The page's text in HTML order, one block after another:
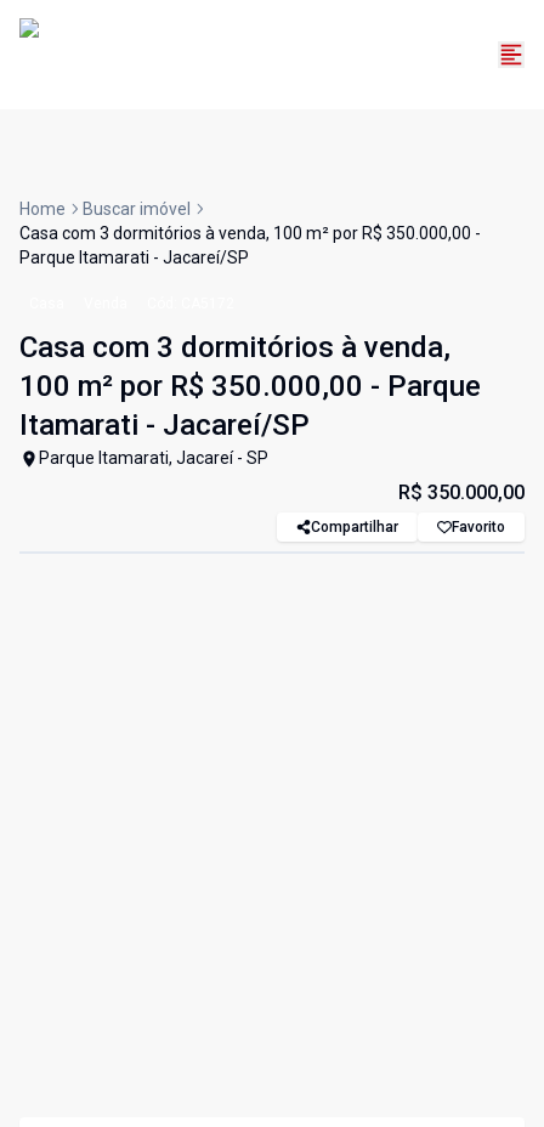
Home
Buscar imóvel
Casa com 3 dormitórios à venda, 100 m² por R$ 350.000,00 -
Parque Itamarati - Jacareí/SP
Casa com 3 dormitórios à venda,
100 m² por R$ 350.000,00 - Parque
Itamarati - Jacareí/SP
Parque Itamarati, Jacareí - SP
R$ 350.000,00
Compartilhar Favorito